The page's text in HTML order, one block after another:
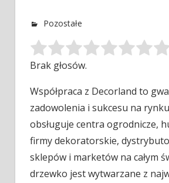
Pozostałe
Brak głosów.
Współpraca z Decorland to
zadowolenia i sukcesu na
obsługuje centra ogrodnicze,
firmy dekoratorskie,
sklepów i marketów na całym
drzewko jest wytwarzane z